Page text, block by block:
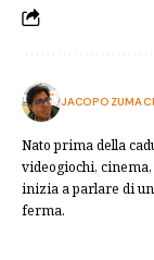
JACOPO ZUMA
Nato prima della
videogiochi,
inizia a parlare di
ferma.